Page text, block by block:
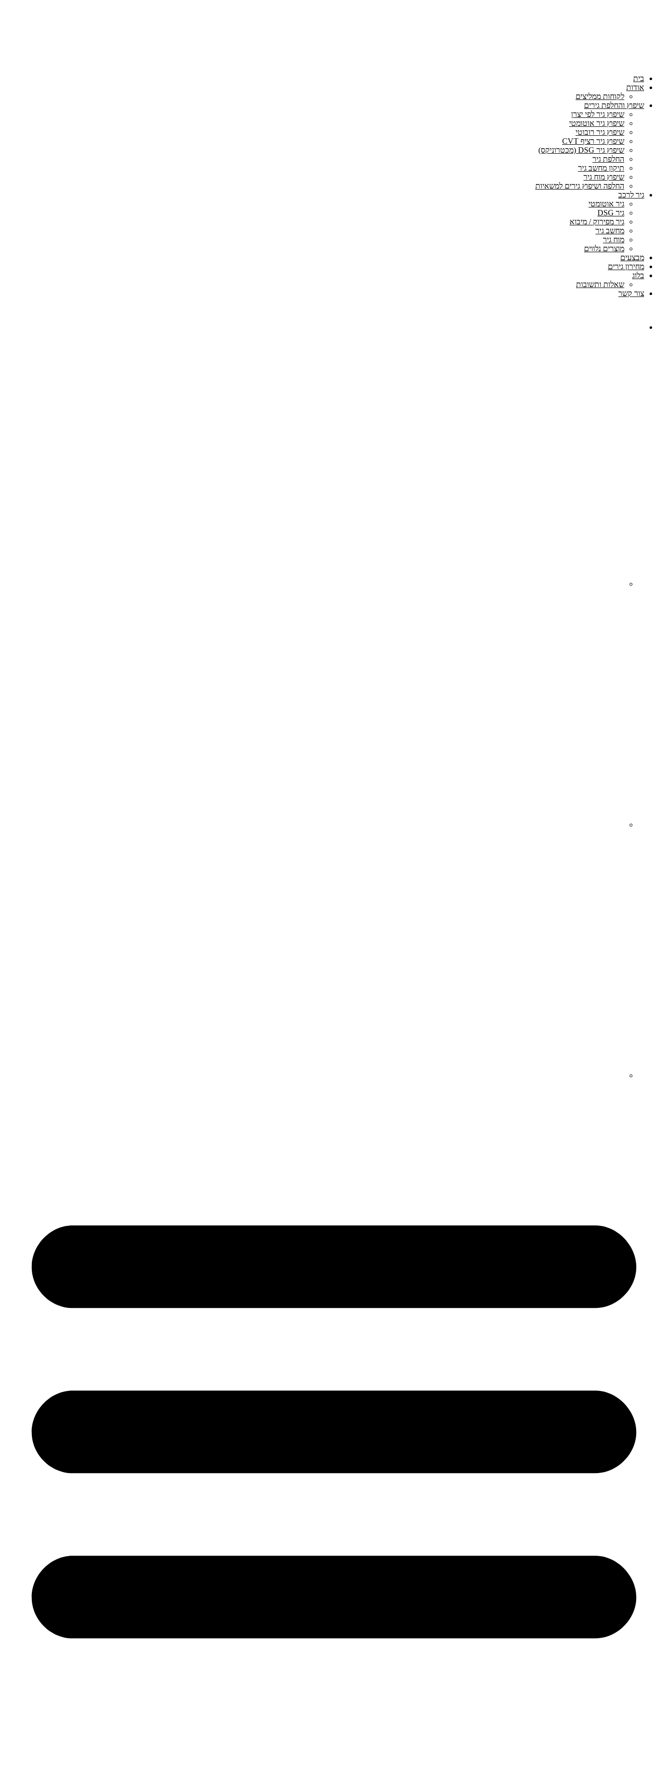
בית
אודות
לקוחות ממליצים
שיפוץ והחלפת גירים
שיפוץ גיר לפי יצרן
שיפוץ גיר אוטומטי
שיפוץ גיר רובוטי
שיפוץ גיר רציף CVT
שיפוץ גיר DSG (מכטרוניקס)
החלפת גיר
תיקון מחשב גיר
שיפוץ מוח גיר
החלפה ושיפוץ גירים למשאיות
גיר לרכב
גיר אוטומטי
גיר DSG
גיר מפירוק / מיבוא
מחשב גיר
מוח גיר
מוצרים נלווים
מבצעים
מחירון גירים
בלוג
שאלות ותשובות
צור קשר